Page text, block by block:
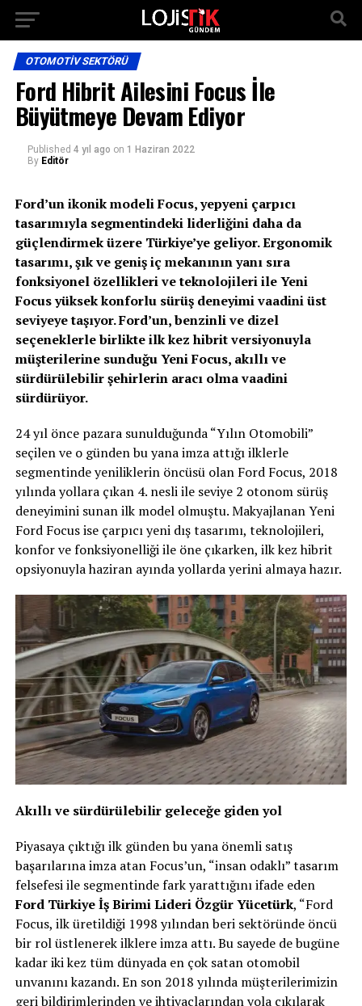
OTOMOTIV SEKTÖRÜ
Ford Hibrit Ailesini Focus İle
Büyütmeye Devam Ediyor
Published 4 yıl ago on 1 Haziran 2022
By Editör
Ford’un ikonik modeli Focus, yepyeni çarpıcı
tasarımıyla segmentindeki liderliğini daha da
güçlendirmek üzere Türkiye’ye geliyor. Ergonomik
tasarımı, şık ve geniş iç mekanının yanı sıra
fonksiyonel özellikleri ve teknolojileri ile Yeni
Focus yüksek konforlu sürüş deneyimi vaadini üst
seviyeye taşıyor. Ford’un, benzinli ve dizel
seçeneklerle birlikte ilk kez hibrit versiyonuyla
müşterilerine sunduğu Yeni Focus, akıllı ve
sürdürülebilir şehirlerin aracı olma vaadini
sürdürüyor.
24 yıl önce pazara sunulduğunda “Yılın Otomobili”
seçilen ve o günden bu yana imza attığı ilklerle
segmentinde yeniliklerin öncüsü olan Ford Focus, 2018
yılında yollara çıkan 4. nesli ile seviye 2 otonom sürüş
deneyimini sunan ilk model olmuştu. Makyajlanan Yeni
Ford Focus ise çarpıcı yeni dış tasarımı, teknolojileri,
konfor ve fonksiyonelliği ile öne çıkarken, ilk kez hibrit
opsiyonuyla haziran ayında yollarda yerini almaya hazır.
Akıllı ve sürdürülebilir geleceğe giden yol
Piyasaya çıktığı ilk günden bu yana önemli satış
başarılarına imza atan Focus’un, “insan odaklı” tasarım
felsefesi ile segmentinde fark yarattığını ifade eden
Ford Türkiye İş Birimi Lideri Özgür Yücetürk, “Ford
Focus, ilk üretildiği 1998 yılından beri sektöründe öncü
bir rol üstlenerek ilklere imza attı. Bu sayede de bugüne
kadar iki kez tüm dünyada en çok satan otomobil
unvanını kazandı. En son 2018 yılında müşterilerimizin
geri bildirimlerinden ve ihtiyaçlarından yola çıkılarak